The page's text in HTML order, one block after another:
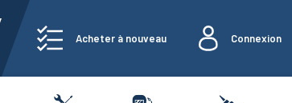
Acheter à nouveau Connexion